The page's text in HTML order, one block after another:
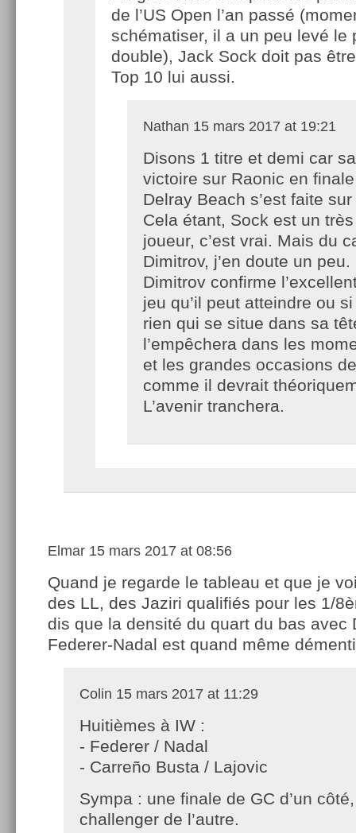
de l’US Open l’an passé
schématiser, il a un peu levé le
double), Jack Sock doit pas
Top 10 lui aussi.
Nathan 15 mars 2017 at 19:21
Disons 1 titre et demi car sa
victoire sur Raonic en
Delray Beach s’est faite
Cela étant, Sock est un
joueur, c’est vrai. Mais du
Dimitrov, j’en doute un
Dimitrov confirme
jeu qu’il peut atteindre ou
rien qui se situe dans sa
l’empêchera dans les
et les grandes occasions
comme il devrait
L’avenir tranchera.
Elmar 15 mars 2017 at 08:56
Quand je regarde le tableau et que je
des LL, des Jaziri qualifiés pour les 1/
dis que la densité du quart du bas avec
Federer-Nadal est quand même
Colin 15 mars 2017 at 11:29
Huitièmes à IW :
- Federer / Nadal
- Carreño Busta / Lajovic
Sympa : une finale de GC d’un
challenger de l’autre.